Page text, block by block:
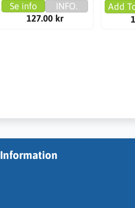
Se info
INFO.
127.00 kr
Add
Information